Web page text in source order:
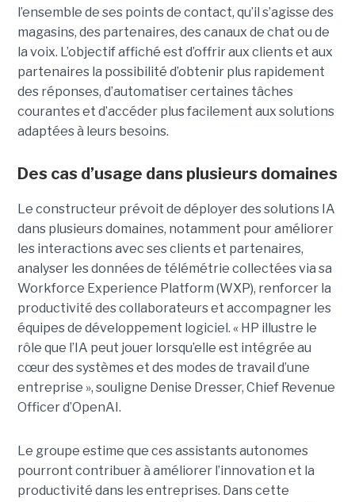
l’ensemble de ses points de contact, qu’il s’agisse des
magasins, des partenaires, des canaux de chat ou de
la voix. L’objectif affiché est d’offrir aux clients et aux
partenaires la possibilité d’obtenir plus rapidement
des réponses, d’automatiser certaines tâches
courantes et d’accéder plus facilement aux solutions
adaptées à leurs besoins.
Des cas d’usage dans plusieurs domaines
Le constructeur prévoit de déployer des solutions IA
dans plusieurs domaines, notamment pour améliorer
les interactions avec ses clients et partenaires,
analyser les données de télémétrie collectées via sa
Workforce Experience Platform (WXP), renforcer la
productivité des collaborateurs et accompagner les
équipes de développement logiciel. « HP illustre le
rôle que l’IA peut jouer lorsqu’elle est intégrée au
cœur des systèmes et des modes de travail d’une
entreprise », souligne Denise Dresser, Chief Revenue
Officer d’OpenAI.
Le groupe estime que ces assistants autonomes
pourront contribuer à améliorer l’innovation et la
productivité dans les entreprises. Dans cette